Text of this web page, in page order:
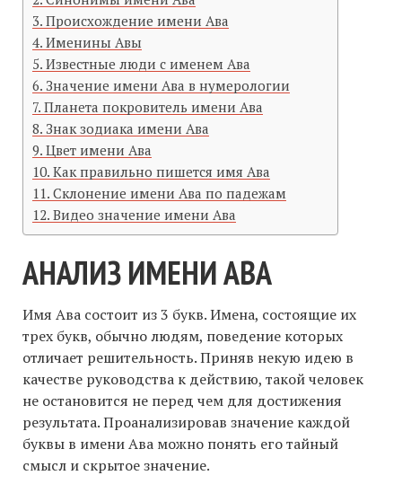
Происхождение имени Ава
Именины Авы
Известные люди с именем Ава
Значение имени Ава в нумерологии
Планета покровитель имени Ава
Знак зодиака имени Ава
Цвет имени Ава
Как правильно пишется имя Ава
Склонение имени Ава по падежам
Видео значение имени Ава
АНАЛИЗ ИМЕНИ АВА
Имя Ава состоит из 3 букв. Имена, состоящие их
трех букв, обычно людям, поведение которых
отличает решительность. Приняв некую идею в
качестве руководства к действию, такой человек
не остановится не перед чем для достижения
результата. Проанализировав значение каждой
буквы в имени Ава можно понять его тайный
смысл и скрытое значение.